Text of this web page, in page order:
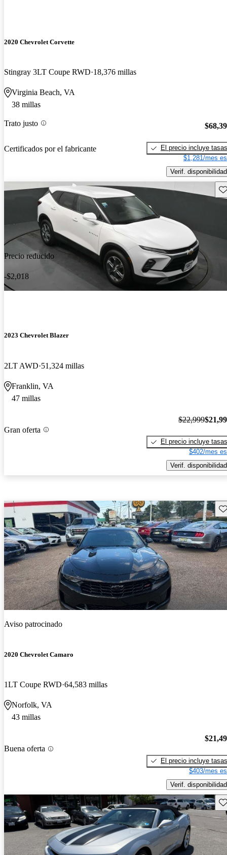
2020 Chevrolet Corvette
Stingray 3LT Coupe RWD 18,376 millas
Virginia Beach, VA
38 millas
Trato justo
Certificados por el fabricante
El precio incluye tasas
$1,281/mes
Verif. disponibilidad
Precio reducido
-$2,018
2023 Chevrolet Blazer
2LT AWD 51,324 millas
Franklin, VA
47 millas
Gran oferta
$22,999
El precio incluye tasas
$402/mes
Verif. disponibilidad
Aviso patrocinado
2020 Chevrolet Camaro
1LT Coupe RWD 64,583 millas
Norfolk, VA
43 millas
Buena oferta
El precio incluye tasas
$403/mes
Verif. disponibilidad